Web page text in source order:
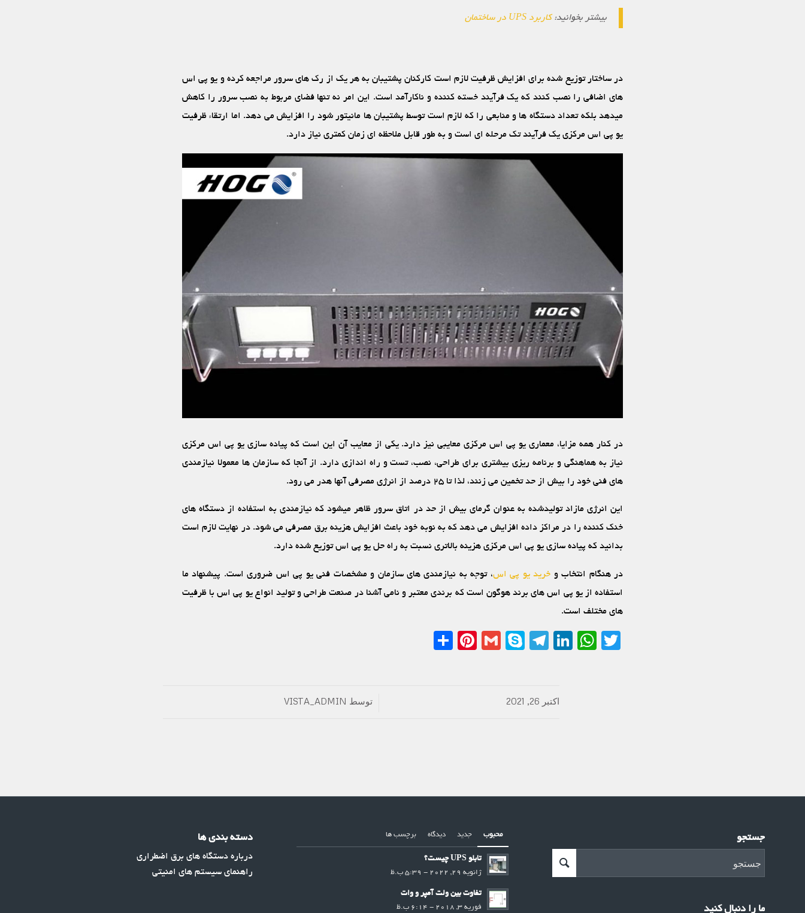
بیشتر بخوانید:کاربرد UPS در ساختمان
در ساختار توزیع‏ شده برای افزایش ظرفیت لازم است کارکنان پشتیبان به هر یک از رک ‏های سرور مراجعه کرده و یو پی اس‏
های اضافی را نصب کنند که یک فرآیند خسته ‏کننده و ناکارآمد است. این امر نه تنها فضای مربوط به نصب سرور را کاهش
می‏دهد بلکه تعداد دستگاه‏ ها و منابعی را که لازم است توسط پشتیبان ‏ها مانیتور شود را افزایش می ‏دهد. اما ارتقاء ظرفیت
یو پی اس مرکزی یک فرآیند تک‏ مرحله ‏ای است و به طور قابل ملاحظه ‏ای زمان کمتری نیاز دارد.
در کنار همه مزایا، معماری یو پی اس مرکزی معایبی نیز دارد. یکی از معایب آن این است که پیاده‏ سازی یو پی اس مرکزی
نیاز به هماهنگی و برنامه‏ ریزی بیشتری برای طراحی، نصب، تست و راه‏ اندازی دارد. از آنجا که سازمان‏ ها معمولا نیازمندی‏
های فنی خود را بیش از حد تخمین می‏ زنند، لذا تا ۲۵ درصد از انرژی مصرفی آنها هدر می‏ رود.
این انرژی مازاد تولیدشده به عنوان گرمای بیش از حد در اتاق سرور ظاهر می‏شود که نیازمندی به استفاده از دستگاه‏ های
خنک‏ کننده را در مراکز داده افزایش می‏ دهد که به نوبه خود باعث افزایش هزینه برق مصرفی می‏ شود. در نهایت لازم است
بدانید که پیاده‏ سازی یو پی اس مرکزی هزینه بالاتری نسبت به راه‏ حل یو پی اس توزیع‏ شده دارد.
در هنگام انتخاب و خرید یو پی اس، توجه به نیازمندی‏ های سازمان و مشخصات فنی یو پی اس ضروری است. پیشنهاد ما
استفاده از یو پی اس ‏های برند هوگون است که برندی معتبر و نامی آشنا در صنعت طراحی و تولید انواع یو پی اس با ظرفیت‏
های مختلف است.
Twitter
WhatsApp
LinkedIn
Telegram
Skype
Gmail
Pinterest
اکتبر 26, 2021 توسط VISTA_ADMIN
جستجو
ما را دنبال کنید
محبوب جدید دیدگاه برچسب ها
تابلو UPS چیست؟
ژانویه 29, 2022 - 5:39 ب.ظ
تفاوت بین ولت آمپر و وات
فوریه 3, 2018 - 6:14 ب.ظ
دسته بندی ها
درباره دستگاه های برق اضطراری
راهنمای سیستم های امنیتی